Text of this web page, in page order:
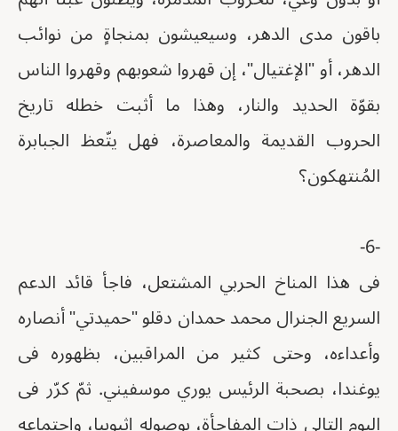
باقون مدى الدهر، وسيعيشون بمنجاةٍ من نوائب
الدهر، أو "الإغتيال"، إن قهروا شعوبهم وقهروا الناس
بقوّة الحديد والنار، وهذا ما أثبت خطله تاريخ
الحروب القديمة والمعاصرة، فهل يتّعظ الجبابرة
المُنتهكون؟
-6-
فى هذا المناخ الحربي المشتعل، فاجأ قائد الدعم
السريع الجنرال محمد حمدان دقلو "حميدتي" أنصاره
وأعداءه، وحتى كثير من المراقبين، بظهوره فى
يوغندا، بصحبة الرئيس يوري موسفيني. ثمّ كرّر فى